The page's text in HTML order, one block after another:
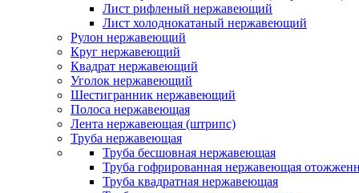
Лист рифленый нержавеющий
Лист холоднокатаный нержавеющий
Рулон нержавеющий
Круг нержавеющий
Квадрат нержавеющий
Уголок нержавеющий
Шестигранник нержавеющий
Полоса нержавеющая
Лента нержавеющая (штрипс)
Труба нержавеющая
Труба бесшовная нержавеющая
Труба гофрированная нержавеющая
Труба квадратная нержавеющая